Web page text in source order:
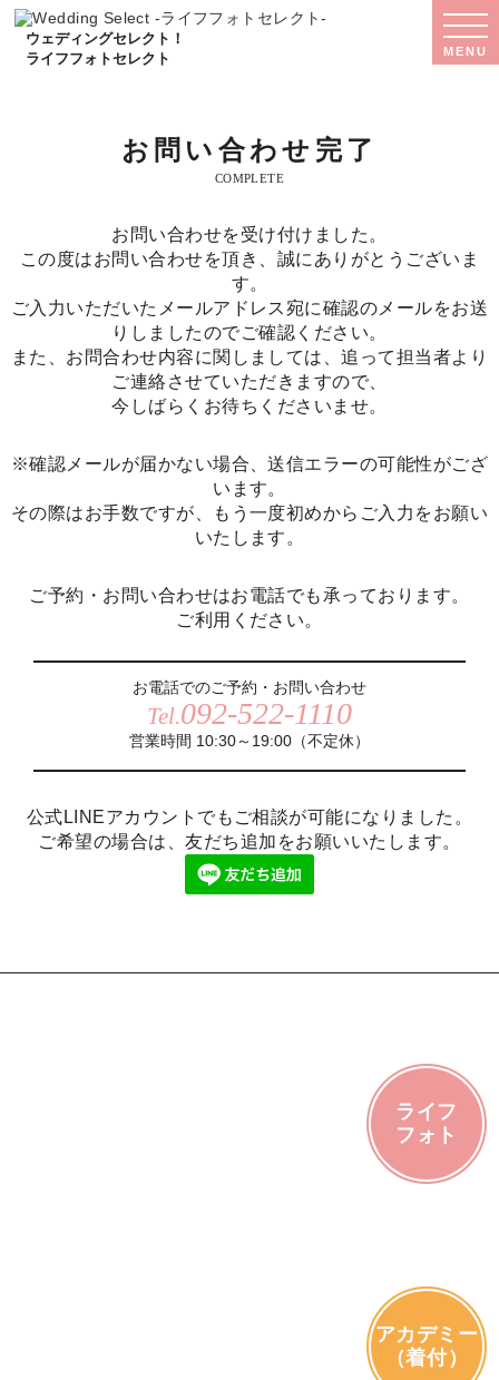
ウェディングセレクト！
ライフフォトセレクト
MENU
お問い合わせ完了
COMPLETE
お問い合わせを受け付けました。
この度はお問い合わせを頂き、誠にありがとうございま
す。
ご入力いただいたメールアドレス宛に確認のメールをお送
りしましたのでご確認ください。
また、お問合わせ内容に関しましては、追って担当者より
ご連絡させていただきますので、
今しばらくお待ちくださいませ。
※確認メールが届かない場合、送信エラーの可能性がござ
います。
その際はお手数ですが、もう一度初めからご入力をお願い
いたします。
ご予約・お問い合わせはお電話でも承っております。
ご利用ください。
お電話でのご予約・お問い合わせ
Tel.092-522-1110
営業時間 10:30～19:00（不定休）
公式LINEアカウントでもご相談が可能になりました。
ご希望の場合は、友だち追加をお願いいたします。
ライフ
フォト
アカデミー
（着付）